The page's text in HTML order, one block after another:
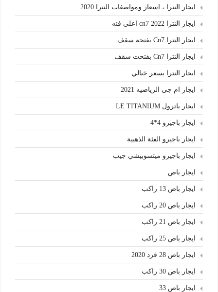
ايجار النترا ، اسعار ومواصفات النترا 2020
ايجار النترا cn7 2022 اعلي فئه
ايجار النترا Cn7 بفتحة سقف
ايجار النترا Cn7 بفتحت سقف
ايجار النترا بسعر خيالي
ايجار ام جي الرياضيه 2021
ايجار باترول LE TITANIUM
ايجار باجيرو 4*4
ايجار باجيرو الفئة الذهبية
ايجار باجيرو ميتسوبيشي جيب
ايجار باص
ايجار باص 13 راكب
ايجار باص 20 راكب
ايجار باص 21 راكب
ايجار باص 25 راكب
ايجار باص 28 فرد 2020
ايجار باص 30 راكب
ايجار باص 33